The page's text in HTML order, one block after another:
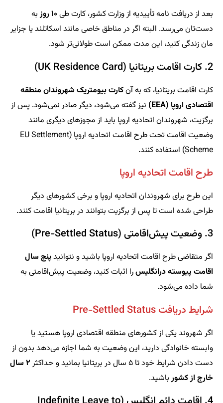
بعد از دریافت نامه تأییدیه از وزارت کشور، کارت طی
به
دست‌تان می‌رسد. البته اگر در مناطق خاصی مانند اسکاتلند یا جزایر
مان زندگی کنید، این مدت ممکن است طولانی‌تر شود.
2. کارت اقامت بریتانیا (UK Residence Card)
کارت اقامت بریتانیا، که به آنکارت بیومتریک شهروندان منطقه
اقتصادی اروپا (EEA)
نیز گفته می‌شود، دیگر صادر نمی‌شود. پس از
برگزیت، شهروندان اتحادیه اروپا باید از مجوزهای دیگری مانند
وضعیت اقامت تحت طرح اقامت اتحادیه اروپا (EU Settlement
Scheme) استفاده کنند.
طرح اقامت اتحادیه اروپا
این طرح برای شهروندان اتحادیه اروپا و برخی کشورهای دیگر
طراحی شده است تا پس از برگزیت بتوانند در بریتانیا اقامت کنند.
3. وضعیت پیش‌اقامتی (Pre-Settled Status)
اگر متقاضی طرح اقامت اتحادیه اروپا باشید و نتوانیدپنج سال
اقامت پیوسته درانگلیسرا اثبات کنید، وضعیت پیش‌اقامتی به
شما داده می‌شود.
شرایط دریافت Pre-Settled Status
اگر شهروند یکی از کشورهای منطقه اقتصادی اروپا هستید یا
وابسته خانوادگی دارید، این وضعیت به شما اجازه می‌دهد بدون از
دست دادن شرایط خود تا ۵ سال در بریتانیا بمانید و حداکثر
۲ سال
خارج از کشورباشید.